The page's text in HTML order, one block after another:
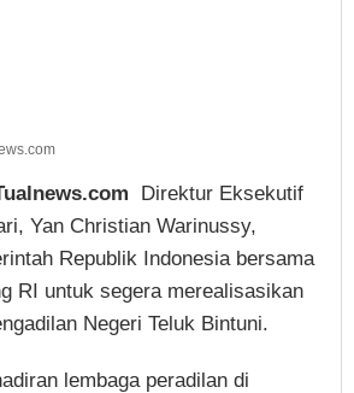
Direktur Eksekutif
Yan Christian Warinussy,
Republik Indonesia bersama
RI untuk segera merealisasikan
Negeri Teluk Bintuni.
lembaga peradilan di